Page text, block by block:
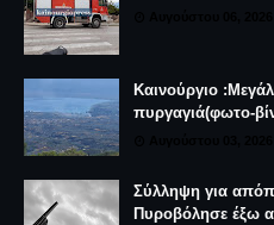
Καινούργιο
πυργαγιά(φωτο-
Σύλληψη για
Πυροβόλησε έξω